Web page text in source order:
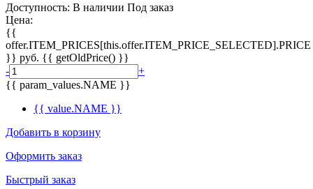
Доступность: В наличии Под заказ
Цена:
{{
offer.ITEM_PRICES[this.offer.ITEM_PRICE_SELECTED].PRICE
}} руб. {{ getOldPrice() }}
-
+
{{ param_values.NAME }}
{{ value.NAME }}
Добавить в корзину
Оформить заказ
Быстрый заказ